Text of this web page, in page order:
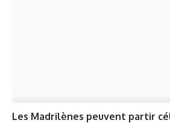
Les Madrilènes peuvent partir